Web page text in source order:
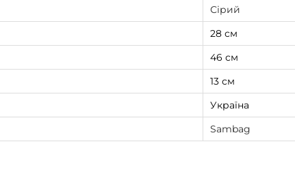
Сірий
28 см
46 см
13 см
Україна
Sambag